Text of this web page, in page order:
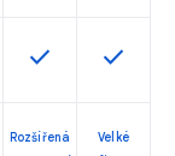
verzi dostupná
je pro verzi
Tato funkce je
check Tato
check
Rozšířená
Velké